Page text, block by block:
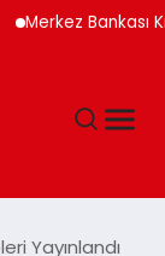
Merkez Bankası
Yayınlandı